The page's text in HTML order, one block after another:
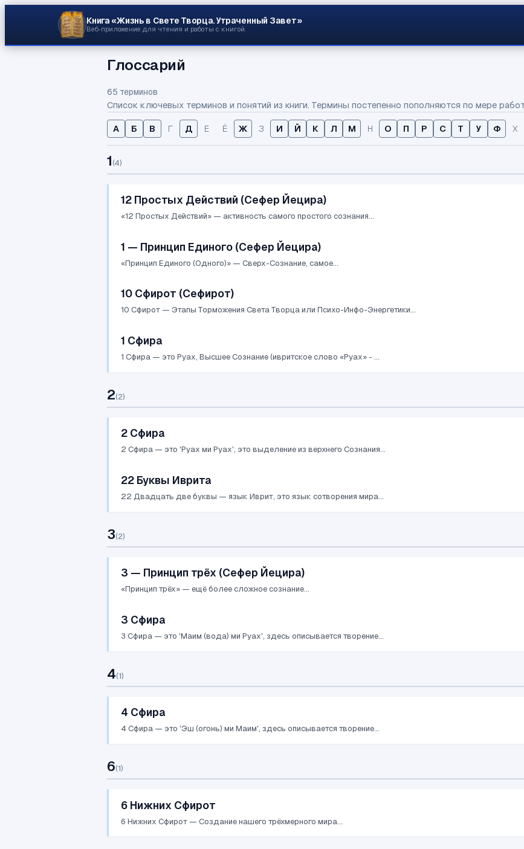
Книга «Жизнь в Свете Творца.Утраченный Завет»
Веб‑приложение для чтения и работы с книгой.
Глоссарий
65 терминов
Список ключевых терминов и понятий из книги. Термины постепенно пополняются по мере
А Б В Г Д Е Ё Ж З И Й К Л М Н О П Р С Т У Ф Х
1(4)
12 Простых Действий (Сефер Йецира)
«12 Простых Действий» — активность самого простого сознания...
1 — Принцип Единого (Сефер Йецира)
«Принцип Единого (Одного)» — Сверх-Сознание, самое...
10 Сфирот (Сефирот)
10 Сфирот — Этапы Торможения Света Творца или Психо-Инфо-Энергетики...
1 Сфира
1 Сфира — это Руах, Высшее Сознание (ивритское слово «Руах» - ...
2(2)
2 Сфира
2 Сфира — это 'Руах ми Руах', это выделение из верхнего Сознания...
22 Буквы Иврита
22 Двадцать две буквы — язык Иврит, это язык сотворения мира...
3(2)
3 — Принцип трёх (Сефер Йецира)
«Принцип трёх» — ещё более сложное сознание...
3 Сфира
3 Сфира — это 'Маим (вода) ми Руах', здесь описывается творение...
4(1)
4 Сфира
4 Сфира — это 'Эш (огонь) ми Маим', здесь описывается творение...
6(1)
6 Нижних Сфирот
6 Нижних Сфирот — Создание нашего трёхмерного мира...